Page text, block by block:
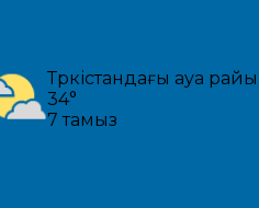
Түркістандағы ауа райы
34°
7 тамыз